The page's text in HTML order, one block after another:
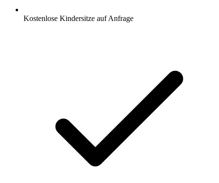
Kostenlose Kindersitze auf Anfrage